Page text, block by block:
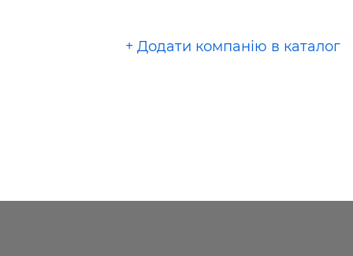
+ Додати компанію в каталог